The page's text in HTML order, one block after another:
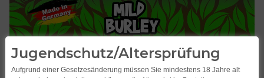
Jugendschutz/Altersprüfung
Aufgrund einer Gesetzesänderung müssen Sie mindestens 18 Jahre alt